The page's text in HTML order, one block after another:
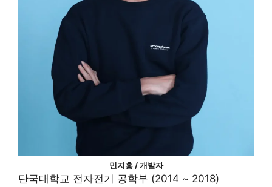
민지홍 / 개발자
단국대학교 전자전기 공학부 (2014 ~ 2018)